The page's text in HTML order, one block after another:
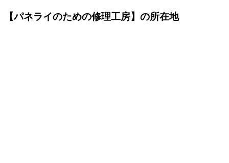
【パネライのための修理工房】の所在地